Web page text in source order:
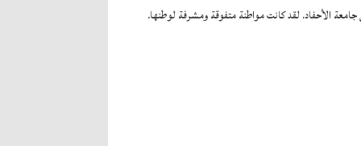
جامعة الأحفاد. لقد كانت مواطنة متفوقة ومشرفة لوطنها.